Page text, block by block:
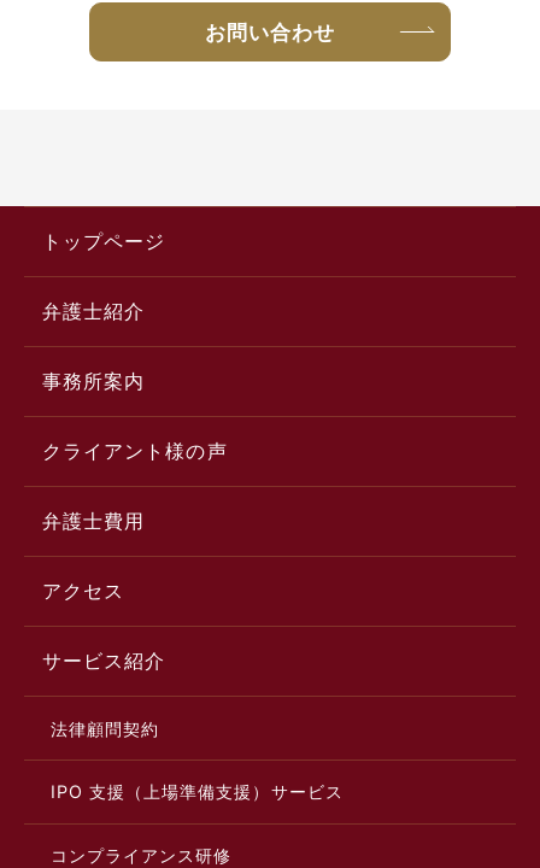
お問い合わせ
トップページ
弁護士紹介
事務所案内
クライアント様の声
弁護士費用
アクセス
サービス紹介
法律顧問契約
IPO 支援（上場準備支援）サービス
コンプライアンス研修